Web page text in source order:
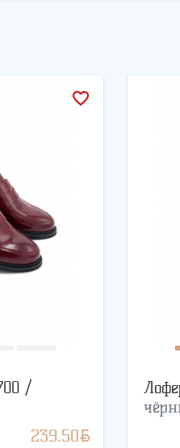
favorite_border
/
239.50BYN